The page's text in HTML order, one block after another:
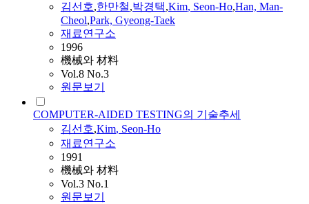
김선호,한만철,박경택,Kim, Seon-Ho,Han, Man-
Cheol,Park, Gyeong-Taek
재료연구소
1996
機械와 材料
Vol.8 No.3
원문보기
COMPUTER-AIDED TESTING의 기술추세
김선호,Kim, Seon-Ho
재료연구소
1991
機械와 材料
Vol.3 No.1
원문보기